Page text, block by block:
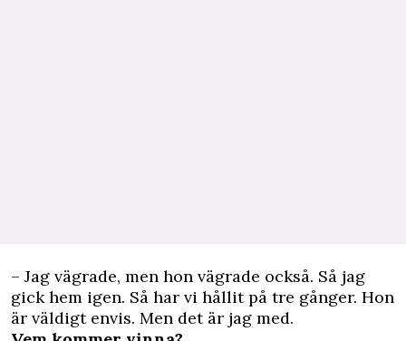
– Jag vägrade, men hon vägrade också. Så jag
gick hem igen. Så har vi hållit på tre gånger. Hon
är väldigt envis. Men det är jag med.